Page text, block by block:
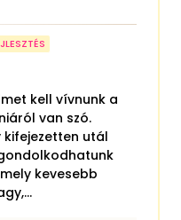
kell vívnunk a
van szó.
kifejezetten utál
kevesebb